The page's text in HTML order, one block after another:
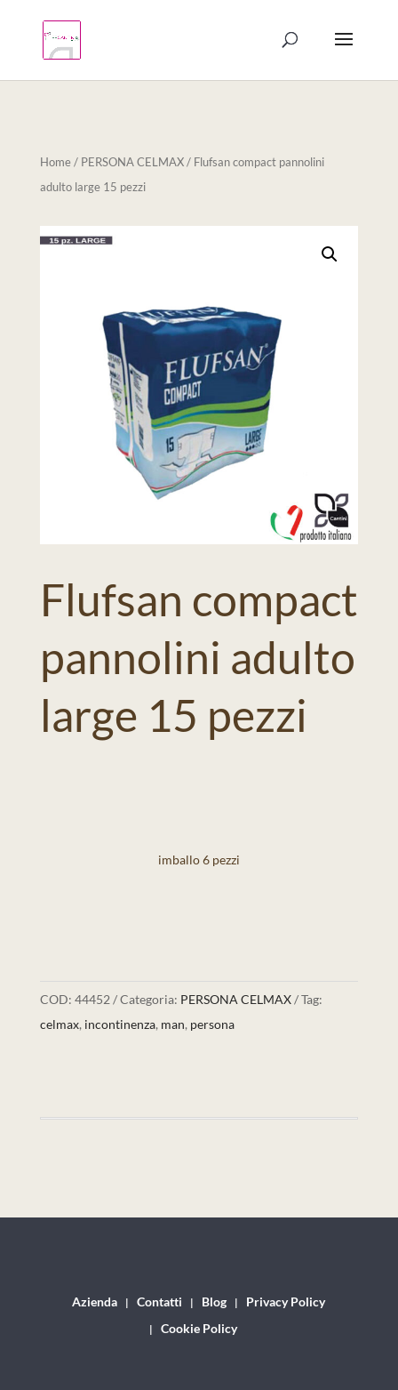
Home/ PERSONA CELMAX/ Flufsan compact pannolini
adulto large 15 pezzi
Flufsan compact
pannolini adulto
large 15 pezzi
imballo 6 pezzi
COD: 44452 Categoria: PERSONA CELMAX
Tag:
celmax, incontinenza, man, persona
Azienda Contatti Blog
Privacy Policy
Cookie Policy